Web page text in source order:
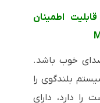
اطمینان
خوب باشد.
بلندگوی را
دارد، دارای